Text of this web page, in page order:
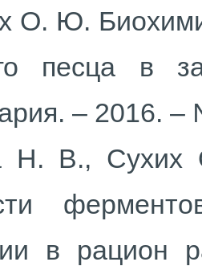
О. Ю.
песца в
– 2016.
Н. В.,
в рацион